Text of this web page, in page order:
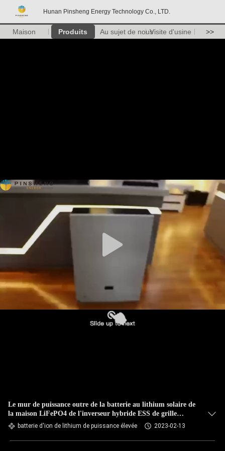
Hunan Pinsheng Energy Technology Co., LTD.
Maison Produits Au sujet de nousVisite d'usine >>
Le mur de puissance outre de la batterie au lithium solaire de
la maison LiFePO4 de l'inverseur hybride ESS de grille
48V100Ah 10KWh a breveté des technologies
batterie d'ion de lithium de puissance élevée 2023-02-13